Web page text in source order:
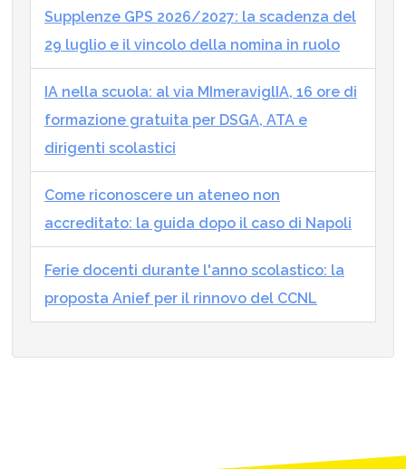
Supplenze GPS 2026/2027: la scadenza del
29 luglio e il vincolo della nomina in ruolo
IA nella scuola: al via MImeraviglIA, 16 ore di
formazione gratuita per DSGA, ATA e
dirigenti scolastici
Come riconoscere un ateneo non
accreditato: la guida dopo il caso di Napoli
Ferie docenti durante l'anno scolastico: la
proposta Anief per il rinnovo del CCNL